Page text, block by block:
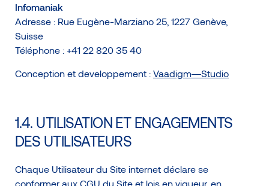
Infomaniak
Adresse : Rue Eugène-Marziano 25, 1227 Genève,
Suisse
Téléphone : +41 22 820 35 40
Conception et developpement : Vaadigm—Studio
1.4. UTILISATION ET ENGAGEMENTS
DES UTILISATEURS
Chaque Utilisateur du Site internet déclare se
conformer aux CGU du Site et lois en vigueur, en